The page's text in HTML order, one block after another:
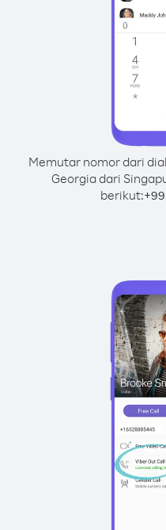
Memutar nomor dari
Georgia dari
berikut:+